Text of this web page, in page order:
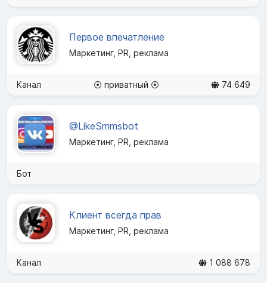
Первое впечатление
Маркетинг, PR, реклама
Канал ⦿ приватный ⦿ 74 649
@LikeSmmsbot
Маркетинг, PR, реклама
Бот
Клиент всегда прав
Маркетинг, PR, реклама
Канал 1 088 678